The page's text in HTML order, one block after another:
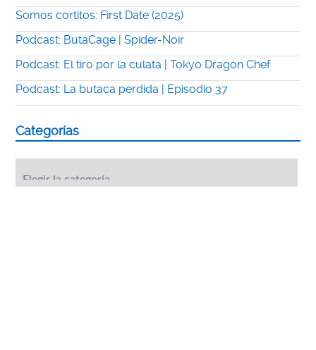
Somos cortitos: First Date (2025)
Podcast: ButaCage | Spider-Noir
Podcast: El tiro por la culata | Tokyo Dragon Chef
Podcast: La butaca perdida | Episodio 37
Categorías